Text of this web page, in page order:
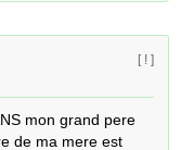
[ ! ]
mon grand pere
de ma mere est